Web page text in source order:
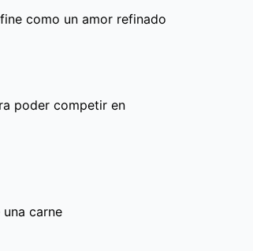
como un amor refinado
poder competir en
carne